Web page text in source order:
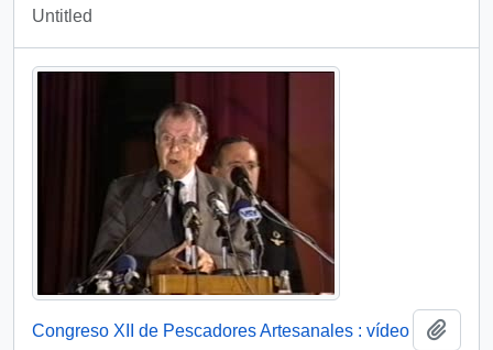
Untitled
Congreso XII de Pescadores Artesanales : vídeo